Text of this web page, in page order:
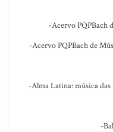
-Acervo PQPBach
-Acervo PQPBach de
-Alma Latina: música
-